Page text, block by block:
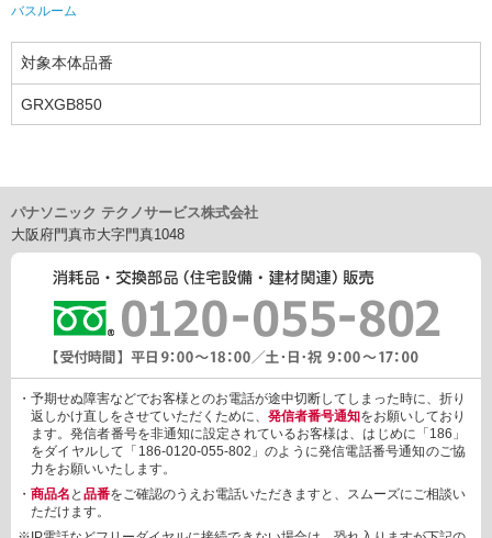
バスルーム
対象本体品番
GRXGB850
パナソニック テクノサービス株式会社
大阪府門真市大字門真1048
・予期せぬ障害などでお客様とのお電話が途中切断してしまった時に、折り
返しかけ直しをさせていただくために、 発信者番号通知をお願いしており
ます。発信者番号を非通知に設定されているお客様は、はじめに「186」
をダイヤルして「186-0120-055-802」のように発信電話番号通知のご協
力をお願いいたします。
・ 商品名 と 品番をご確認のうえお電話いただきますと、スムーズにご相談い
ただけます。